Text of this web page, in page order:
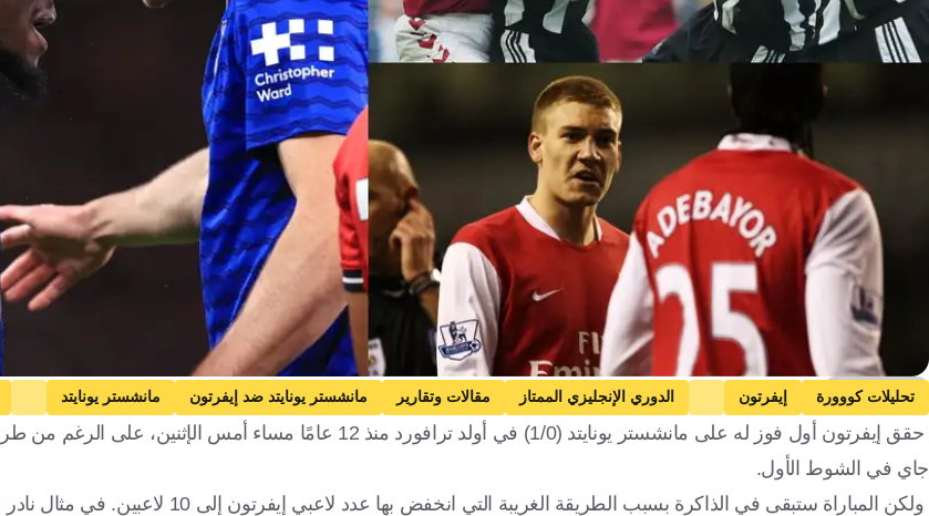
Getty Images
تحليلات كووورة إيفرتون الدوري الإنجليزي الممتاز مقالات وتقارير مانشستر يونايتد ضد إيفرتون مانشستر يونايتد
آرسنال
مارسيليا الدوري الفرنسي الدوري الألماني بايرن ميونخ توتنهام هوتسبير ميلان
حقق إيفرتون أول فوز له على مانشستر يونايتد (1/0) في أولد ترافورد منذ 12 عامًا مساء
جاي في الشوط الأول.
ولكن المباراة ستبقى في الذاكرة بسبب الطريقة الغريبة التي انخفض